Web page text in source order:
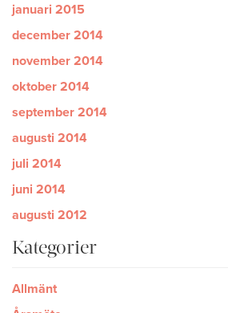
januari 2015
december 2014
november 2014
oktober 2014
september 2014
augusti 2014
juli 2014
juni 2014
augusti 2012
Kategorier
Allmänt